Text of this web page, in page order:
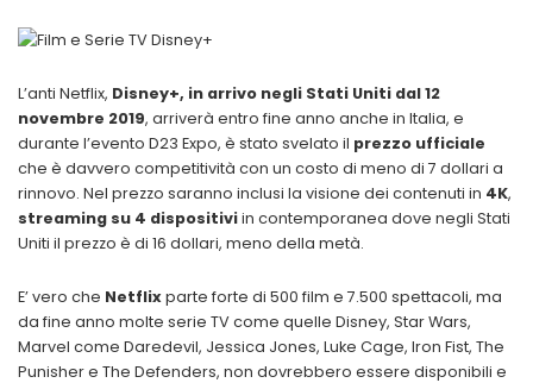
L’anti Netflix, Disney+, in arrivo negli Stati Uniti dal 12
novembre 2019, arriverà entro fine anno anche in Italia, e
durante l’evento D23 Expo, è stato svelato il prezzo ufficiale
che è davvero competitività con un costo di meno di 7 dollari a
rinnovo. Nel prezzo saranno inclusi la visione dei contenuti in 4K,
streaming su 4 dispositiviin contemporanea dove negli Stati
Uniti il prezzo è di 16 dollari, meno della metà.
E’ vero che Netflixparte forte di 500 film e 7.500 spettacoli, ma
da fine anno molte serie TV come quelle Disney, Star Wars,
Marvel come Daredevil, Jessica Jones, Luke Cage, Iron Fist, The
Punisher e The Defenders, non dovrebbero essere disponibili e